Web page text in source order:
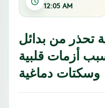
12:05 AM
تحذر من بدائل
أزمات قلبية
وسكتات دماغية